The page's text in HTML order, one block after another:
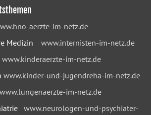
aerzte-im-netz.de
Medizin www.internisten-im-netz.de
www.kinderaerzte-im-netz.de
www.kinder-und-jugendreha-im-netz.de
www.lungenaerzte-im-netz.de
www.neurologen-und-psychiater-